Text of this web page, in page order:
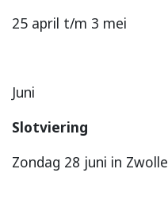
25 april t/m 3 mei
Juni
Slotviering
Zondag 28 juni in Zwolle